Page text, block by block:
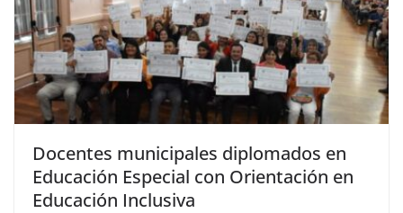
Docentes municipales diplomados en
Educación Especial con Orientación en
Educación Inclusiva